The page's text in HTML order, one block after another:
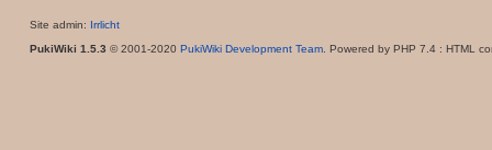
Site admin: Irrlicht
PukiWiki 1.5.3 © 2001-2020 PukiWiki Development Team. Powered by PHP 7.4 : HTML